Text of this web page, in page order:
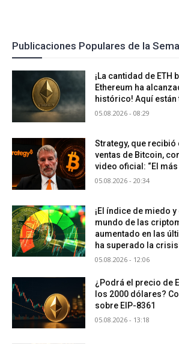
Publicaciones Populares de la
¡La cantidad de ETH
Ethereum ha
histórico! Aquí
05.08.2026 - 08:29
Strategy, que
ventas de Bitcoin,
video oficial: “El
05.08.2026 - 20:34
¡El índice de miedo
mundo de las
aumentado en las
ha superado la
05.08.2026 - 12:06
¿Podrá el precio de
los 2000 dólares?
sobre EIP-8361
05.08.2026 - 13:18